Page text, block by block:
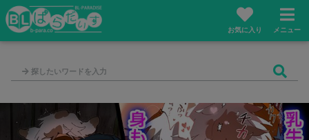
お気に入り メニュー